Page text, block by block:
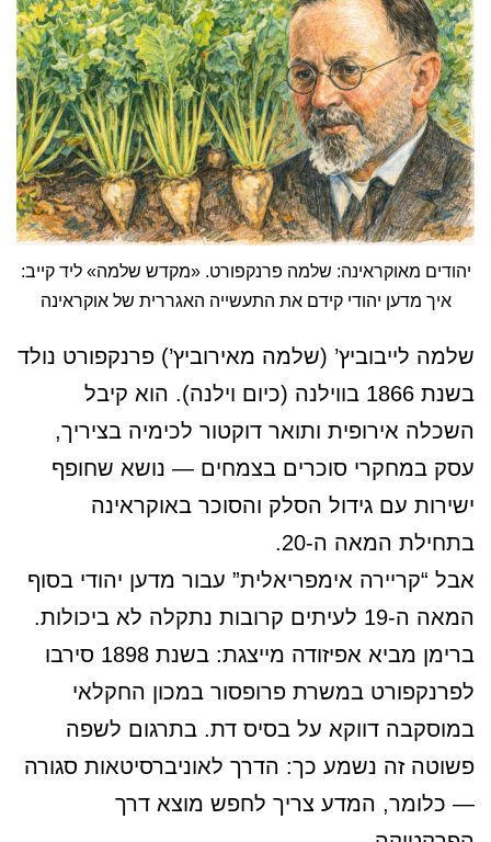
יהודים מאוקראינה: שלמה פרנקפורט. «מקדש שלמה» ליד קייב:
איך מדען יהודי קידם את התעשייה האגררית של אוקראינה
שלמה לייבוביץ’ (שלמה מאירוביץ’) פרנקפורט נולד
בשנת 1866 בווילנה (כיום וילנה). הוא קיבל
השכלה אירופית ותואר דוקטור לכימיה בציריך,
עסק במחקרי סוכרים בצמחים — נושא שחופף
ישירות עם גידול הסלק והסוכר באוקראינה
בתחילת המאה ה-20.
אבל “קריירה אימפריאלית” עבור מדען יהודי בסוף
המאה ה-19 לעיתים קרובות נתקלה לא ביכולות.
ברימן מביא אפיזודה מייצגת: בשנת 1898 סירבו
לפרנקפורט במשרת פרופסור במכון החקלאי
במוסקבה דווקא על בסיס דת. בתרגום לשפה
פשוטה זה נשמע כך: הדרך לאוניברסיטאות סגורה
— כלומר, המדע צריך לחפש מוצא דרך